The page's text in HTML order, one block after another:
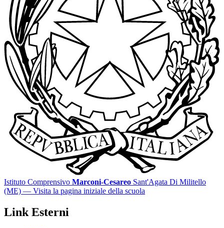
Istituto Comprensivo Marconi-Cesareo Sant'Agata Di Militello
(ME) — Visita la pagina iniziale della scuola
Link Esterni